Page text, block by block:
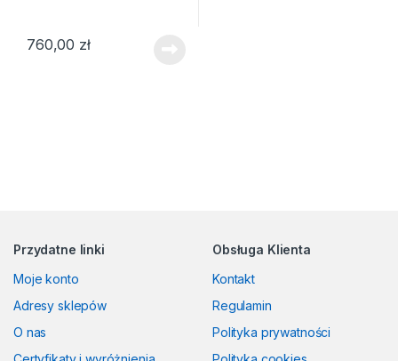
760,00 zł
Przydatne linki
Moje konto
Adresy sklepów
O nas
Obsługa Klienta
Kontakt
Regulamin
Polityka prywatności